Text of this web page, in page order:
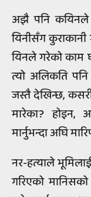
अझै पनि कयिनले
यिनीसँग
यिनले गरेको काम
त्यो अलिकति
जस्तै देखिन्छ,
मारेका? होइन,
मार्नुभन्दा अघि
नर-हत्याले भूमिलाई
गरिएको